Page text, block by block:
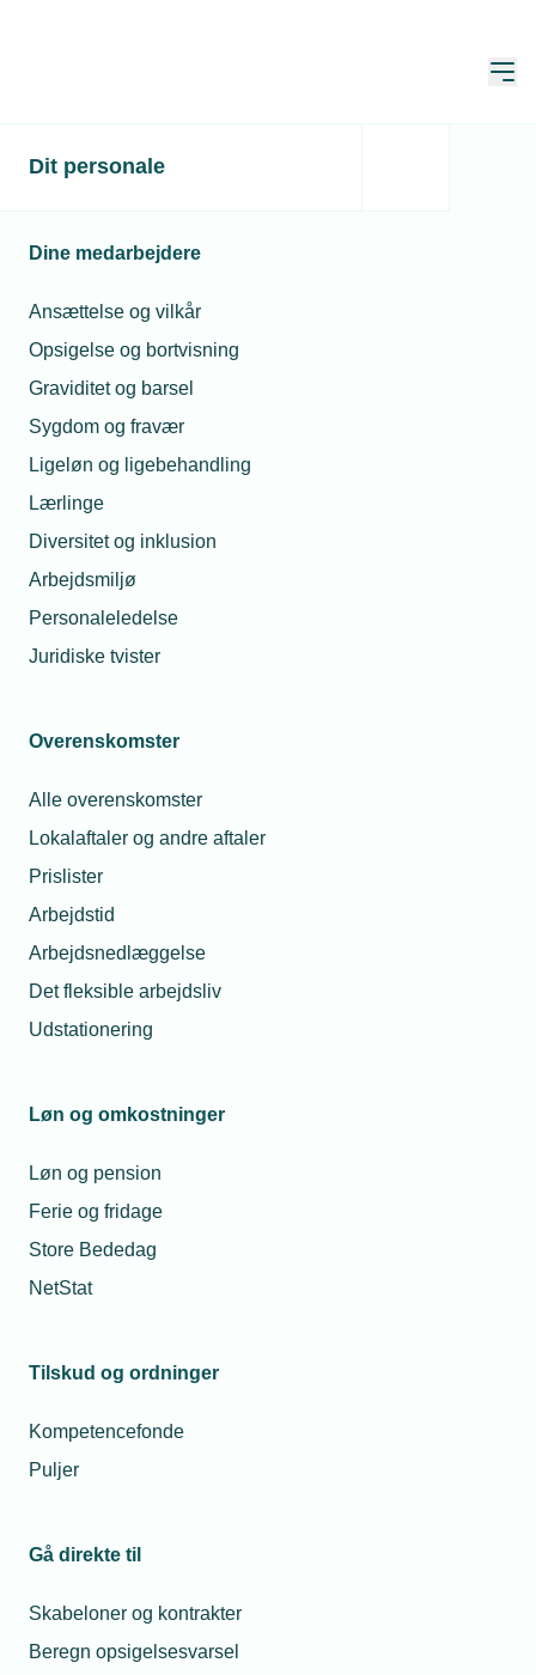
Dit personale
Dine medarbejdere
Ansættelse og vilkår
Opsigelse og bortvisning
Graviditet og barsel
Sygdom og fravær
Ligeløn og ligebehandling
Lærlinge
Diversitet og inklusion
Arbejdsmiljø
Personaleledelse
Juridiske tvister
Overenskomster
Alle overenskomster
Lokalaftaler og andre aftaler
Prislister
Arbejdstid
Arbejdsnedlæggelse
Det fleksible arbejdsliv
Udstationering
Løn og omkostninger
Løn og pension
Ferie og fridage
Store Bededag
NetStat
Tilskud og ordninger
Kompetencefonde
Puljer
Gå direkte til
Skabeloner og kontrakter
Beregn opsigelsesvarsel
Autorisation, KLS og ISO
Sådan opnår din virksomhed autorisation
KLS-systemerne
Overtrædelse af autorisationsloven
ISO-certificering – Styrk din virksomheds
Godkendelse af andres arbejde som autoriseret
virksomhed
Brand- og sikringsteknik
Smarte teknologier i historiske bygninger - Når
Værktøj til brandtætning af
bygningsdele
virksomhedsledelse
Styrket og strømlinet affaldstilsyn
Den Grønne Skole
Værd at vide om den obligatoriske
Pas på greenwashing i virksomhedens
markedsføring
Få grønt regnskab med Valified